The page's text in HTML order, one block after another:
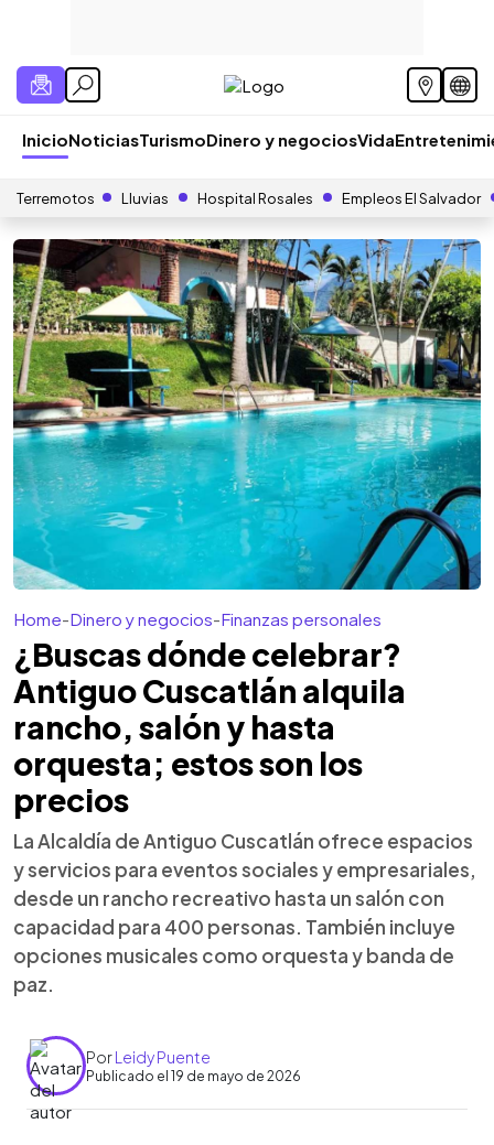
InicioNoticiasTurismoDinero y negociosVida
Terremotos Lluvias Hospital Rosales Empleos El Salvador
Home-Dinero y negocios-Finanzas personales
¿Buscas dónde celebrar?
Antiguo Cuscatlán alquila
rancho, salón y hasta
orquesta; estos son los
precios
La Alcaldía de Antiguo Cuscatlán ofrece espacios
y servicios para eventos sociales y empresariales,
desde un rancho recreativo hasta un salón con
capacidad para 400 personas. También incluye
opciones musicales como orquesta y banda de
paz.
PorLeidy Puente
Publicado el 19 de mayo de 2026